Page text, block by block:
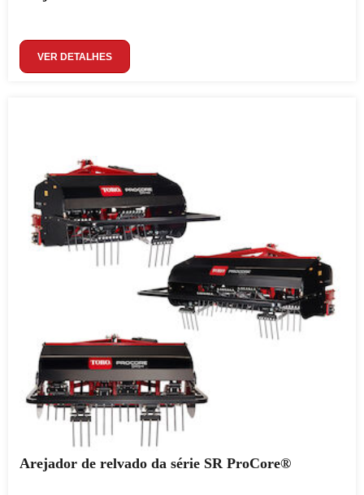
VER DETALHES
Arejador de relvado da série SR ProCore®